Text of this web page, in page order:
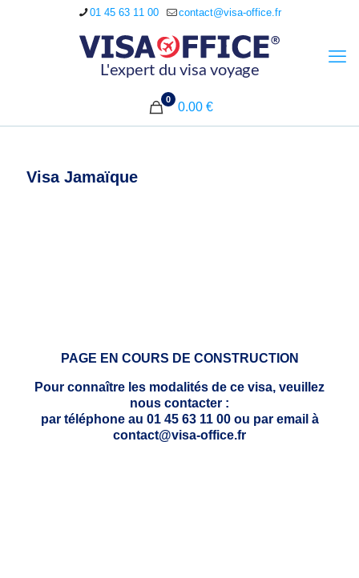
01 45 63 11 00 contact@visa-office.fr
0
0.00 €
Visa Jamaïque
PAGE EN COURS DE CONSTRUCTION
Pour connaître les modalités de ce visa, veuillez
nous contacter :
par téléphone au 01 45 63 11 00 ou par email à
contact@visa-office.fr